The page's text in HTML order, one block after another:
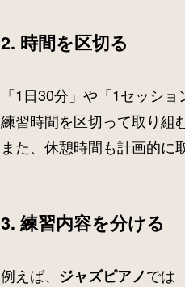
2. 時間を区切る
「1日30分」や「1セッショ
練習時間を区切って取り組
また、休憩時間も計画的に
3. 練習内容を分ける
例えば、 ジャズピアノでは